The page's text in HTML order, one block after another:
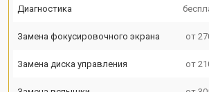
Диагностика
Замена фокусировочного экрана от
Замена диска управления от